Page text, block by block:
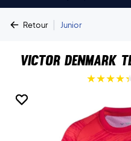
Retour | Junior
Victor Denmark